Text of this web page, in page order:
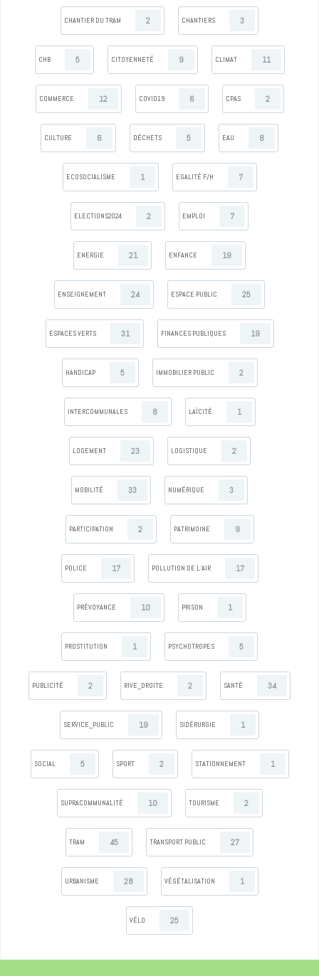
CHANTIER DU TRAM 2 CHANTIERS 3
CHB 5 CITOYENNETÉ 9 CLIMAT 11
COMMERCE 12 COVID19 6 CPAS 2
CULTURE 6 DÉCHETS 5 EAU 8
ECOSOCIALISME 1 EGALITÉ F/H 7
ELECTIONS2024 2 EMPLOI 7
ENERGIE 21 ENFANCE 19
ENSEIGNEMENT 24 ESPACE PUBLIC 25
ESPACES VERTS 31 FINANCES PUBLIQUES 19
HANDICAP 5 IMMOBILIER PUBLIC 2
INTERCOMMUNALES 8 LAÏCITÉ 1
LOGEMENT 23 LOGISTIQUE 2
MOBILITÉ 33 NUMÉRIQUE 3
PARTICIPATION 2 PATRIMOINE 9
POLICE 17 POLLUTION DE L’AIR 17
PRÉVOYANCE 10 PRISON 1
PROSTITUTION 1 PSYCHOTROPES 5
PUBLICITÉ 2 RIVE_DROITE 2 SANTÉ 34
SERVICE_PUBLIC 19 SIDÉRURGIE 1
SOCIAL 5 SPORT 2 STATIONNEMENT 1
SUPRACOMMUNALITÉ 10 TOURISME 2
TRAM 45 TRANSPORT PUBLIC 27
URBANISME 28 VÉGÉTALISATION 1
VÉLO 25